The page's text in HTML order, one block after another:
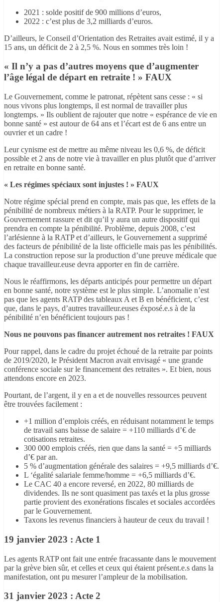
2021 : solde positif de 900 millions d’euros,
2022 : c’est plus de 3,2 milliards d’euros.
D’ailleurs, le Conseil d’Orientation des Retraites avait estimé, il y a
15 ans, un déficit de 2 à 2,5 %. Nous en sommes très loin !
« Il n’y a pas d’autres moyens que d’augmenter
l’âge légal de départ en retraite ! » FAUX
Le Gouvernement, comme le patronat, répètent sans cesse : « si
nous vivons plus longtemps, il est normal de travailler plus
longtemps. » Ils oublient de rajouter que notre « espérance de vie en
bonne santé » est autour de 64 ans et l’écart est de 6 ans entre un
ouvrier et un cadre !
Leur cynisme est de mettre au même niveau les 0,6 %, de déficit
possible et 2 ans de notre vie à travailler en plus plutôt que d’arriver
en retraite en bonne santé.
« Les régimes spéciaux sont injustes ! » FAUX
Notre régime spécial prend en compte, mais pas que, les effets de la
pénibilité de nombreux métiers à la RATP. Pour le supprimer, le
Gouvernement rassure et dit qu’il y aura un autre dispositif qui
prendra en compte la pénibilité. Problème, depuis 2008, c’est
l’arlésienne à la RATP et d’ailleurs, le Gouvernement a supprimé
des facteurs de pénibilité de la liste officielle mais pas les pénibilités.
La construction repose sur la production d’une preuve médicale que
chaque travailleur.euse devra apporter en fin de carrière.
Nous le réaffirmons, les départs anticipés pour permettre un départ
en bonne santé, notre système est le plus simple. L’anomalie n’est
pas que les agents RATP des tableaux A et B en bénéficient, c’est
que, dans le pays, d’autres travailleur.euses éxposé.e.s à de la
pénibilité n’en bénéficient toujours pas !
Nous ne pouvons pas financer autrement nos retraites ! FAUX
Pour rappel, dans le cadre du projet échoué de la retraite par points
de 2019/2020, le Président Macron avait envisagé « une grande
conférence sociale sur le financement des retraites ». Et bien, nous
attendons encore en 2023.
Pourtant, de l’argent, il y en a et de nouvelles ressources peuvent
être trouvées facilement :
+1 million d’emplois créés, en réduisant notamment le temps
de travail sans baisse de salaire = +110 milliards d’€ de
cotisations retraites.
300 000 emplois créés, rien que dans la santé = +5 milliards
d’€ par an.
5 % d’augmentation générale des salaires = +9,5 milliards d’€.
L ‘égalité salariale femme/homme = +6,5 milliards d’€.
Le CAC 40 a encore reversé, en 2022, 80 milliards de
dividendes. Ils ne sont quasiment pas taxés et la plus grosse
partie provient des exonérations fiscales et sociales accordées
par le Gouvernement.
Taxons les revenus financiers à hauteur de ceux du travail !
19 janvier 2023 : Acte 1
Les agents RATP ont fait une entrée fracassante dans le mouvement
par la grève bien sûr, et celles et ceux qui étaient présent.e.s dans la
manifestation, ont pu mesurer l’ampleur de la mobilisation.
31 janvier 2023 : Acte 2